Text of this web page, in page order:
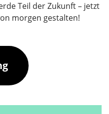
Teil der Zukunft – jetzt
morgen gestalten!